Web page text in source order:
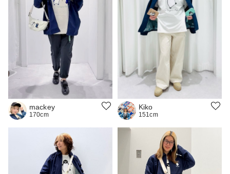
mackey
170cm
Kiko
151cm